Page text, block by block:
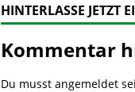
HINTERLASSE JETZT
Kommentar
Du musst angemeldet